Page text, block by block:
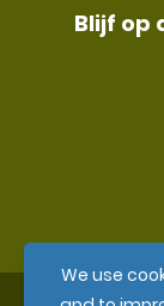
We use
Blijf op